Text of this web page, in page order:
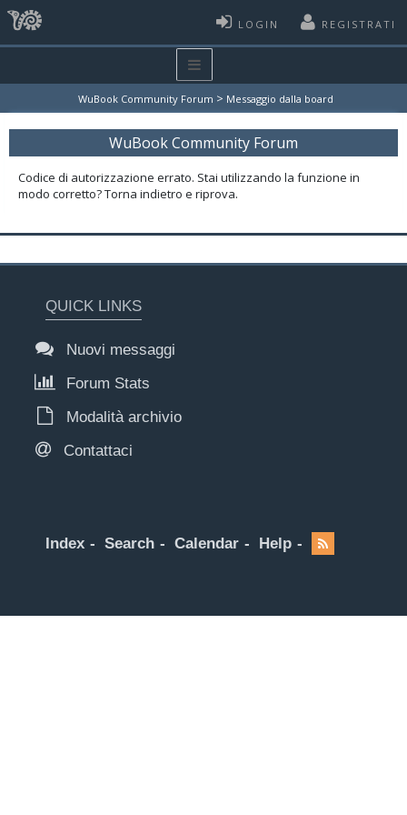
LOGIN REGISTRATI
WuBook Community Forum > Messaggio dalla board
WuBook Community Forum
Codice di autorizzazione errato. Stai utilizzando la funzione in
modo corretto? Torna indietro e riprova.
QUICK LINKS
Nuovi messaggi
Forum Stats
Modalità archivio
Contattaci
Index Search Calendar Help